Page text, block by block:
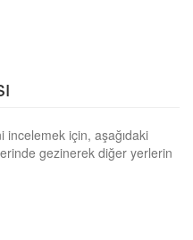
incelemek için, aşağıdaki
gezinerek diğer yerlerin